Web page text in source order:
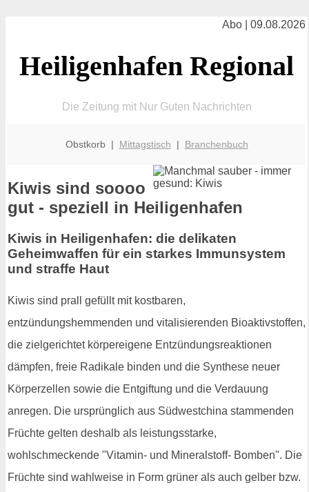
Abo | 09.08.2026
Heiligenhafen Regional
Die Zeitung mit Nur Guten Nachrichten
Obstkorb | Mittagstisch | Branchenbuch
Kiwis sind soooo
gut - speziell in Heiligenhafen
Kiwis in Heiligenhafen: die delikaten
Geheimwaffen für ein starkes Immunsystem
und straffe Haut
Kiwis sind prall gefüllt mit kostbaren,
entzündungshemmenden und vitalisierenden Bioaktivstoffen,
die zielgerichtet körpereigene Entzündungsreaktionen
dämpfen, freie Radikale binden und die Synthese neuer
Körperzellen sowie die Entgiftung und die Verdauung
anregen. Die ursprünglich aus Südwestchina stammenden
Früchte gelten deshalb als leistungsstarke,
wohlschmeckende "Vitamin- und Mineralstoff- Bomben". Die
Früchte sind wahlweise in Form grüner als auch gelber bzw.